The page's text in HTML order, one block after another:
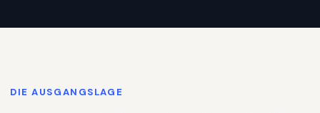
DIE AUSGANGSLAGE